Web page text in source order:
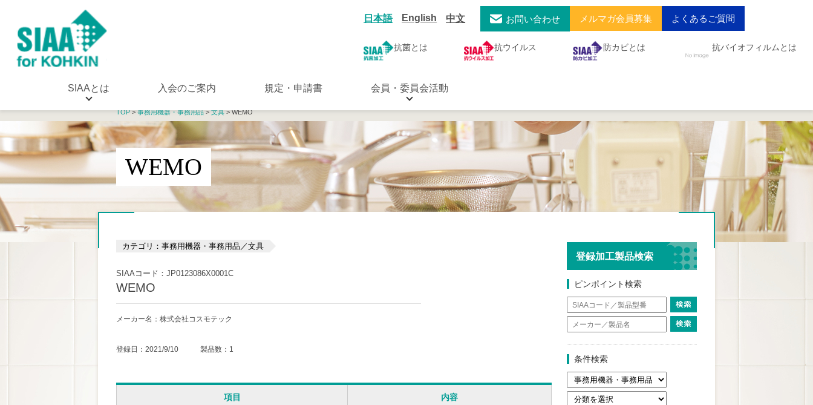
日本語 English 中文 お問い合わせ メルマガ会員募集 よくあるご質問
抗菌とは 抗ウイルス 防カビとは 抗バイオフィルムとは
SIAAとは 入会のご案内 規定・申請書 会員・委員会活動
TOP>事務用機器・事務用品>文具> WEMO
WEMO
カテゴリ：事務用機器・事務用品／文具
SIAAコード：JP0123086X0001C
WEMO
メーカー名：株式会社コスモテック
登録日：2021/9/10 製品数：1
項目 内容
登録加工製品検索
ピンポイント検索
条件検索